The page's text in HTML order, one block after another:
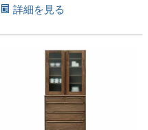
詳細を見る